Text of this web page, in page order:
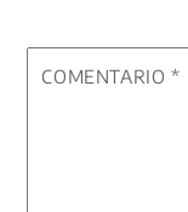
COMENTARIO*